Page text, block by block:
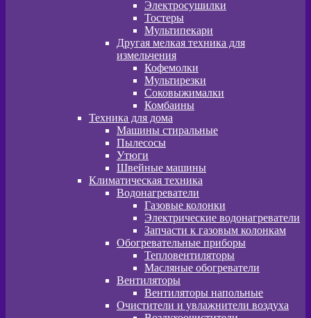
Электросушилки
Тостеры
Мультипекари
Другая мелкая техника для
измельчения
Кофемолки
Мультирезки
Соковыжималки
Комбаины
Техника для дома
Машины стиральные
Пылесосы
Утюги
Швейные машины
Климатическая техника
Водонагреватели
Газовые колонки
Электрические водонагреватели
Запчасти к газовым колонкам
Обогревательные приборы
Тепловентиляторы
Масляные обогреватели
Вентиляторы
Вентиляторы напольные
Очистители и увлажнители воздуха